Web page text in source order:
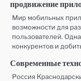
продвижение
Мир мобильных
возможности для
пользователей.
конкурентов и
Современные
Россия